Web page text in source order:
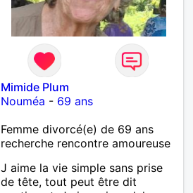
Mimide Plum
Nouméa - 69 ans
Femme divorcé(e) de 69 ans
recherche rencontre amoureuse
J aime la vie simple sans prise
de tête, tout peut être dit